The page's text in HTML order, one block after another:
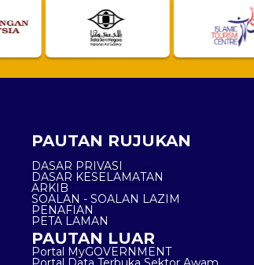
PAUTAN RUJUKAN
DASAR PRIVASI
DASAR KESELAMATAN
ARKIB
SOALAN - SOALAN LAZIM
PENAFIAN
PETA LAMAN
PAUTAN LUAR
Portal MyGOVERNMENT